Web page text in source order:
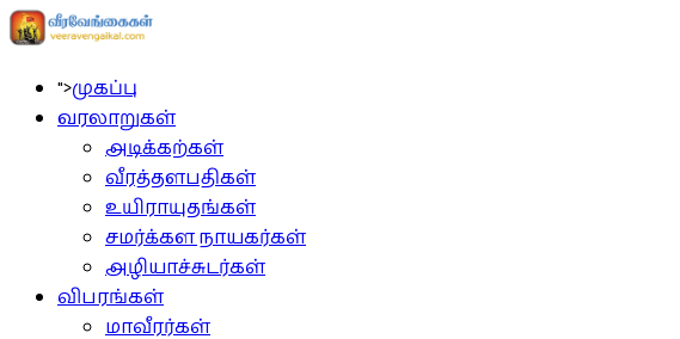
">முகப்பு
வரலாறுகள்
அடிக்கற்கள்
வீரத்தளபதிகள்
உயிராயுதங்கள்
சமர்க்கள நாயகர்கள்
அழியாச்சுடர்கள்
விபரங்கள்
மாவீரர்கள்